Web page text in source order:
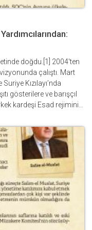
el – Muslat Başkanlığı
tr.etilaf.org/genel-
doğdu.[1] 2004'ten
çalıştı. Mart
Kızılayı’nda
gösterilere ve barışçıl
kardeşi Esad rejiminin
Kanalında haber spikeri
(Al Sharqiya
program ve ardından
çalıştı ve
sahipliği yaptı. 2015
Felluce TV kanalında
Muhalefet
birçok resmi
görüşmelerine Yüksek
katıldı. Arap ve